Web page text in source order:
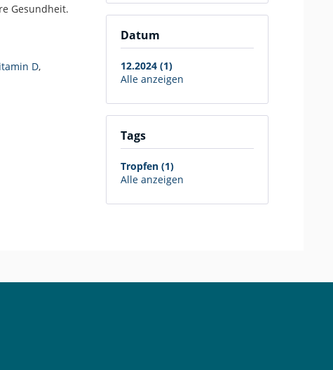
Datum
12.2024 (1)
Alle anzeigen
Tags
Tropfen (1)
Alle anzeigen
Gesundheit.
D,